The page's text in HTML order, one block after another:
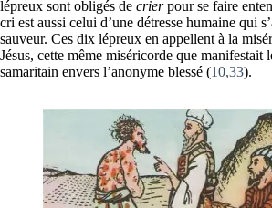
lépreux sont obligés de crierpour se faire
cri est aussi celui d’une détresse humaine qui
sauveur. Ces dix lépreux en appellent à la
Jésus, cette même miséricorde que manifestait
samaritain envers l’anonyme blessé (10,33).